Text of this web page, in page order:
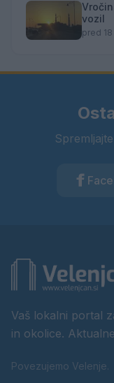
vozil
pred
Vaš lokalni portal
in okolice.
Povezujemo Velenje.